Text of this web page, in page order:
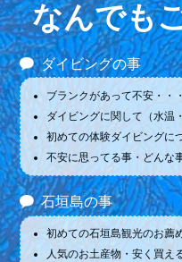
なんでも
ダイビングの事
ブランクがあって不安・・
ダイビングに関して（水温
初めての体験ダイビングに
不安に思ってる事・どんな
石垣島の事
初めての石垣島観光のお薦
人気のお土産物・安く買え